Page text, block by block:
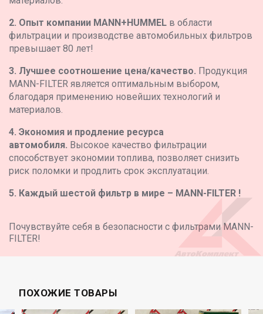
2. Опыт компании MANN+HUMMEL в области
фильтрации и производстве автомобильных фильтров
превышает 80 лет!
3. Лучшее соотношение цена/качество. Продукция
MANN-FILTER является оптимальным выбором,
благодаря применению новейших технологий и
материалов.
4. Экономия и продление ресурса
автомобиля. Высокое качество фильтрации
способствует экономии топлива, позволяет снизить
риск поломки и продлить срок эксплуатации.
5. Каждый шестой фильтр в мире – MANN-FILTER !
Почувствуйте себя в безопасности с фильтрами MANN-
FILTER!
ПОХОЖИЕ ТОВАРЫ